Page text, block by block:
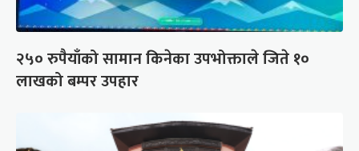
२५० रुपैयाँको सामान किनेका उपभोक्ताले जिते १०
लाखको बम्पर उपहार